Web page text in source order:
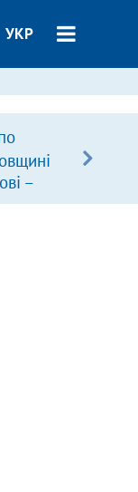
УКР
–